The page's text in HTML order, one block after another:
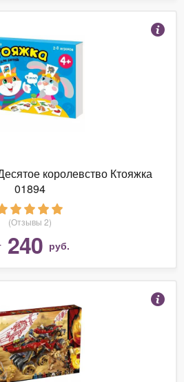
королевство Ктояжка
01894
(Отзывы 2)
240 руб.